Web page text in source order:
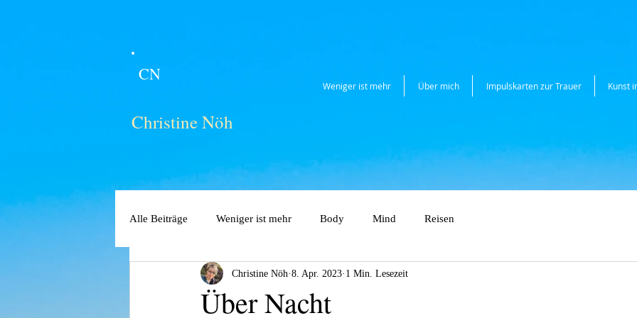
Weniger ist mehr Über mich Impulskarten zur Trauer Kunst
CN
Christine Nöh
Alle Beiträge Weniger ist mehr Body Mind Reisen
Über Nacht
Christine Nöh 8. Apr. 2023 1 Min. Lesezeit